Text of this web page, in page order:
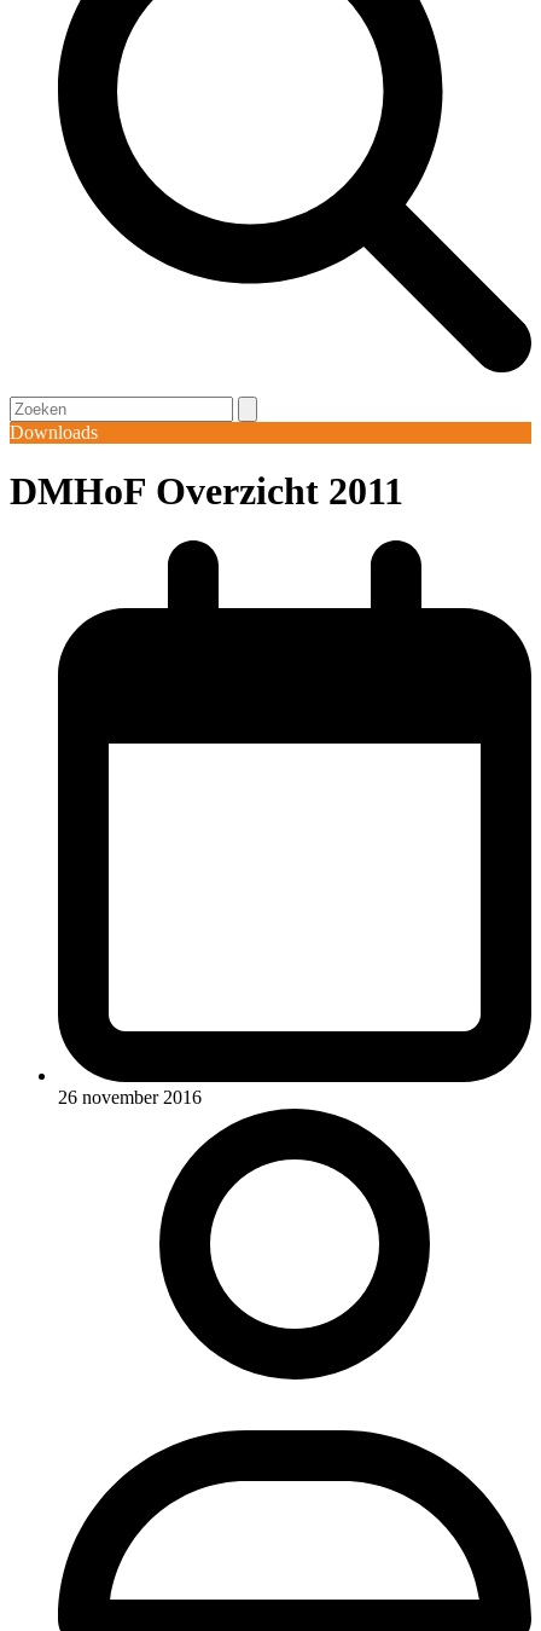
Open
mobile
menu
Close
mobile
menu
Search
Downloads
DMHoF Overzicht 2011
26 november 2016